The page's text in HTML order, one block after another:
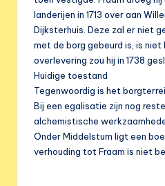
landerijen in 1713 over aan
Dijksterhuis. Deze zal er niet
met de borg gebeurd is, is niet
overlevering zou hij in 1738
Huidige toestand
Tegenwoordig is het
Bij een egalisatie zijn nog
alchemistische
Onder Middelstum ligt een
verhouding tot Fraam is niet